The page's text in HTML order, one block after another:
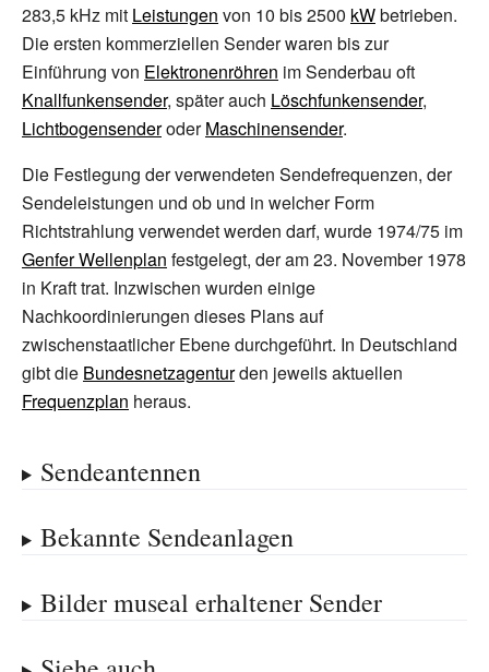
283,5 kHz mit Leistungen von 10 bis 2500 kWbetrieben.
Die ersten kommerziellen Sender waren bis zur
Einführung von Elektronenröhren im Senderbau oft
Knallfunkensender, später auch Löschfunkensender,
LichtbogensenderoderMaschinensender.
Die Festlegung der verwendeten Sendefrequenzen, der
Sendeleistungen und ob und in welcher Form
Richtstrahlung verwendet werden darf, wurde 1974/75 im
Genfer Wellenplan festgelegt, der am 23. November 1978
in Kraft trat. Inzwischen wurden einige
Nachkoordinierungen dieses Plans auf
zwischenstaatlicher Ebene durchgeführt. In Deutschland
gibt die Bundesnetzagenturden jeweils aktuellen
Frequenzplan heraus.
Sendeantennen
Bekannte Sendeanlagen
Bilder museal erhaltener Sender